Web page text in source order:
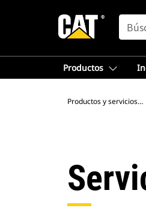
Productos
Productos y servicios -